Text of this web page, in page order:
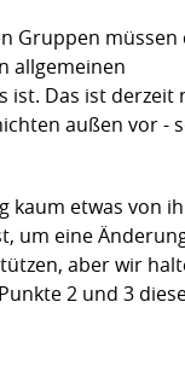
Gruppen müssen
allgemeinen
ist. Das ist derzeit
außen vor -
kaum etwas von
um eine
aber wir
2 und 3